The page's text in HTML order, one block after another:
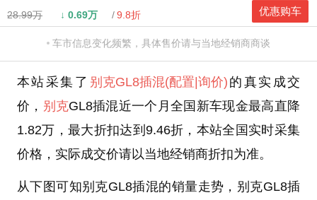
28.99万 ↓ 0.69万 9.8折 优惠购车
车市信息变化频繁，具体售价请与当地经销商商谈
本站采集了 别克GL8插混(配置|询价) 的真实成交
价， 别克GL8插混近一个月全国新车现金最高直降
1.82万，最大折扣达到9.46折，本站全国实时采集
价格，实际成交价请以当地经销商折扣为准。
从下图可知别克GL8插混的销量走势，别克GL8插